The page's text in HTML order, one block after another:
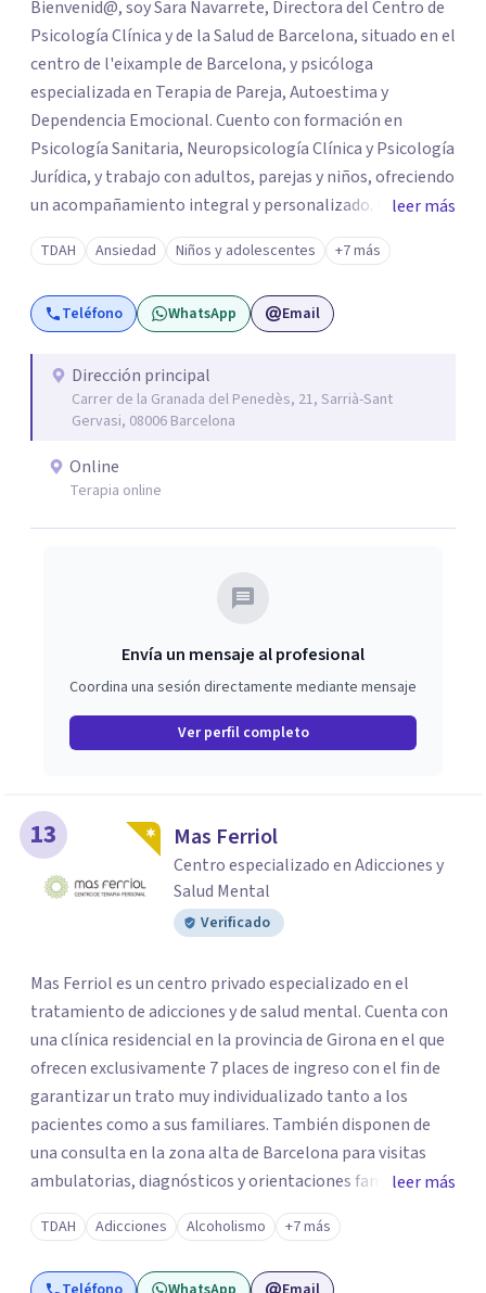
Bienvenid@, soy Sara Navarrete, Directora del Centro de
Psicología Clínica y de la Salud de Barcelona, situado en el
centro de l'eixample de Barcelona, y psicóloga
especializada en Terapia de Pareja, Autoestima y
Dependencia Emocional. Cuento con formación en
Psicología Sanitaria, Neuropsicología Clínica y Psicología
Jurídica, y trabajo con adultos, parejas y niños, ofreciendo
un acompañamiento integral y personalizado. Desarrollo
mi labor en el Centro de Psicología Clínica, acreditado
por el registro autonómico de centros, servicios y
establecimientos sanitarios, y situado en el corazón de
Barcelona, donde tengo el privilegio de compartir
Psicología Clínica y de la Salud.
leer más
TDAH Ansiedad Niños y adolescentes +7 más
Teléfono WhatsApp Email
Dirección principal
Carrer de la Granada del Penedès, 21, Sarrià-Sant
Gervasi, 08006 Barcelona
Online
Terapia online
Envía un mensaje al profesional
Coordina una sesión directamente mediante mensaje
Ver perfil completo
13 Mas Ferriol
Centro especializado en Adicciones y
Salud Mental
Verificado
Mas Ferriol es un centro privado especializado en el
tratamiento de adicciones y de salud mental. Cuenta con
una clínica residencial en la provincia de Girona en el que
ofrecen exclusivamente 7 places de ingreso con el fin de
garantizar un trato muy individualizado tanto a los
pacientes como a sus familiares. También disponen de
una consulta en la zona alta de Barcelona para visitas
ambulatorias, diagnósticos y orientaciones familiares. Su
equipo multidisciplinar sanitario cuenta con amplia
experiencia en el sector y con la formación necesaria para
poder llevar a cabo unos tratamientos de alto nivel. Mas
leer más
TDAH Adicciones Alcoholismo +7 más